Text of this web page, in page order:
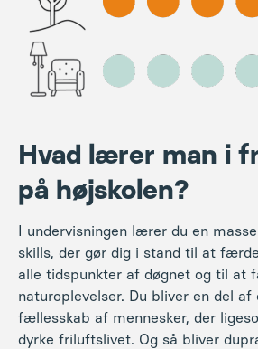
Hvad lærer man i
på højskolen?
I undervisningen lærer du en
skills, der gør dig i stand til at
alle tidspunkter af døgnet og til at
naturoplevelser. Du bliver en del af
fællesskab af mennesker, der
dyrke friluftslivet. Og så bliver du